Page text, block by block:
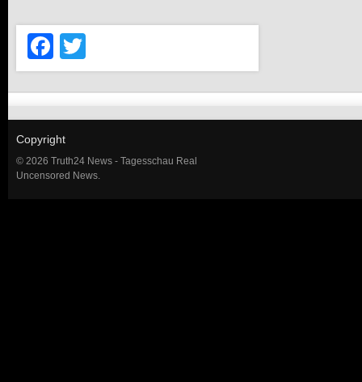
Facebook
Copyright
© 2026 Truth24 News - Tagesschau Real
Uncensored News.